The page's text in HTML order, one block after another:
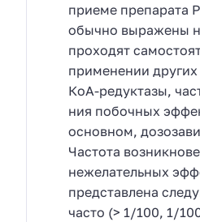
приеме препарата
обычно выражены
проходят
применении
КоА-редуктазы,
ния побочных
основном,
Частота
нежелательных
представлена
часто (> 1/100, 1/